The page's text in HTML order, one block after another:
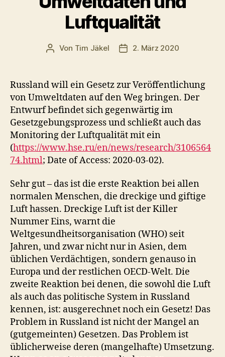
Luftqualität
Beitragsautor
Von Tim Jäkel Veröffentlichungsdatum
2. März 2020
Russland will ein Gesetz zur Veröffentlichung
von Umweltdaten auf den Weg bringen. Der
Entwurf befindet sich gegenwärtig im
Gesetzgebungsprozess und schließt auch das
Monitoring der Luftqualität mit ein
(https://www.hse.ru/en/news/research/3106564
74.html; Date of Access: 2020-03-02).
Sehr gut – das ist die erste Reaktion bei allen
normalen Menschen, die dreckige und giftige
Luft hassen. Dreckige Luft ist der Killer
Nummer Eins, warnt die
Weltgesundheitsorganisation (WHO) seit
Jahren, und zwar nicht nur in Asien, dem
üblichen Verdächtigen, sondern genauso in
Europa und der restlichen OECD-Welt. Die
zweite Reaktion bei denen, die sowohl die Luft
als auch das politische System in Russland
kennen, ist: ausgerechnet noch ein Gesetz! Das
Problem in Russland ist nicht der Mangel an
(gutgemeinten) Gesetzen. Das Problem ist
üblicherweise deren (mangelhafte) Umsetzung.